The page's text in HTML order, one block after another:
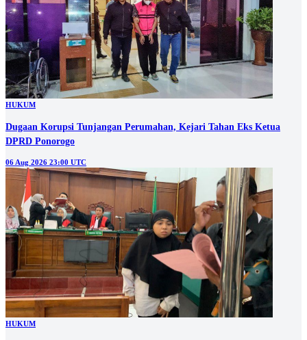
HUKUM
Dugaan Korupsi Tunjangan Perumahan, Kejari Tahan Eks Ketua
DPRD Ponorogo
06 Aug 2026 23:00 UTC
HUKUM